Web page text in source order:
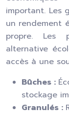
important. Les
un rendement
propre. Les
alternative
accès à une
Bûches :
stockage
Granulés :